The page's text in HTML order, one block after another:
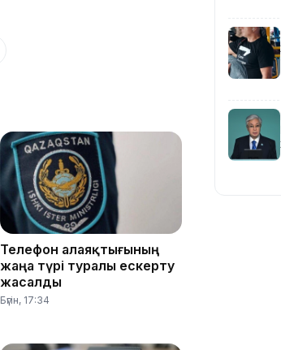
Телефон алаяқтығының
жаңа түрі туралы ескерту
жасалды
Бүгін, 17:34
16:34
16:33